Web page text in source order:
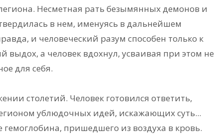
Несметная рать безымянных демонов и
в нем, именуясь в дальнейшем
и человеческий разум способен только к
а человек вдохнул, усваивая при этом не
для себя.
столетий. Человек готовился ответить,
ублюдочных идей, искажающих суть...
пришедшего из воздуха в кровь.